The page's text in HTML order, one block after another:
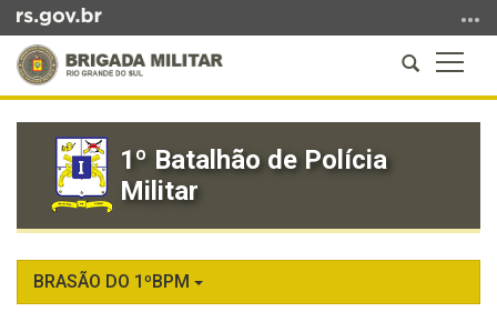
para
conteúdo
busca
a
Abrir
a
busca
conteúdo
1º Batalhão de Polícia
Militar
BRASÃO DO 1ºBPM